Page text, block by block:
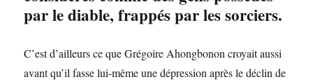
par le diable, frappés par les sorciers.
C’est d’ailleurs ce que Grégoire Ahongbonon croyait aussi
avant qu’il fasse lui-même une dépression après le déclin de